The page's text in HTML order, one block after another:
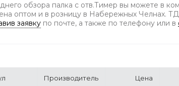
обзора палка с отв.Тимер вы можете в
оптом и в розницу в Набережных Челнах. ТД
заявку по почте, а также по телефону или в
Производитель Цена